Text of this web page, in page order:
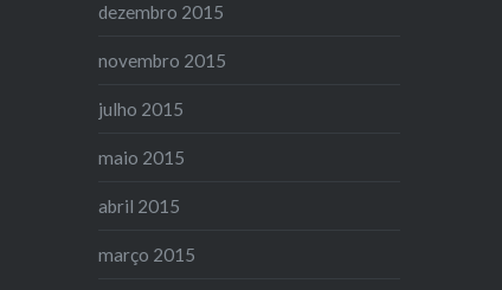
dezembro 2015
novembro 2015
julho 2015
maio 2015
abril 2015
março 2015